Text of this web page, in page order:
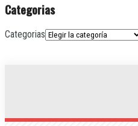
Categorias
Categorias